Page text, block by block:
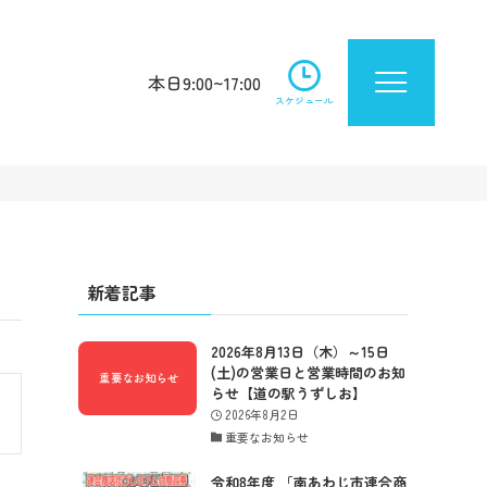
本日9:00~17:00
スケジュール
新着記事
2026年8月13日（木）～15日
(土)の営業日と営業時間のお知
らせ【道の駅うずしお】
2026年8月2日
重要なお知らせ
令和8年度 「南あわじ市連合商